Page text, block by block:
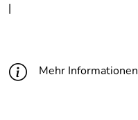
|
Mehr Informationen